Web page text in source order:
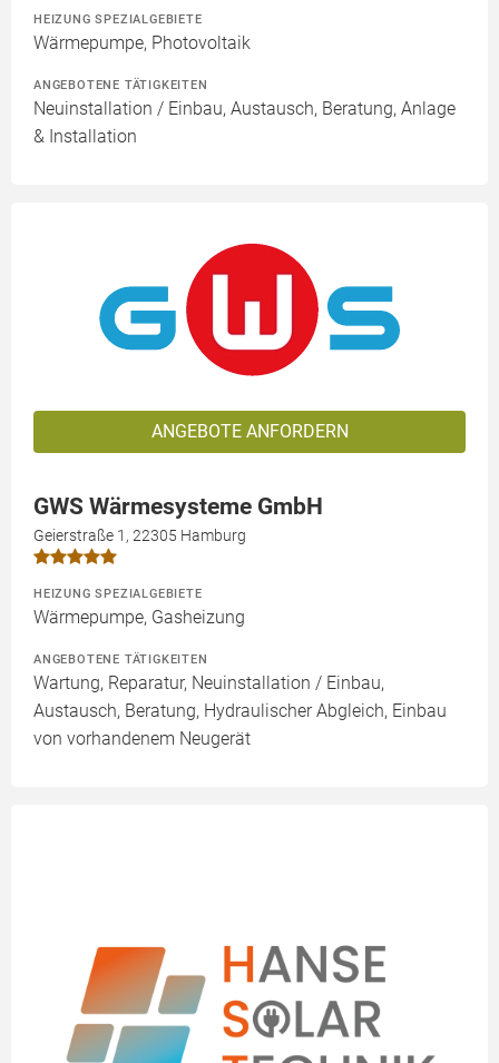
HEIZUNG SPEZIALGEBIETE
Wärmepumpe, Photovoltaik
ANGEBOTENE TÄTIGKEITEN
Neuinstallation / Einbau, Austausch, Beratung, Anlage
& Installation
ANGEBOTE ANFORDERN
GWS Wärmesysteme GmbH
Geierstraße 1, 22305 Hamburg
HEIZUNG SPEZIALGEBIETE
Wärmepumpe, Gasheizung
ANGEBOTENE TÄTIGKEITEN
Wartung, Reparatur, Neuinstallation / Einbau,
Austausch, Beratung, Hydraulischer Abgleich, Einbau
von vorhandenem Neugerät